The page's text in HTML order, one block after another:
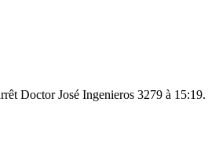
Doctor José Ingenieros 3279 à